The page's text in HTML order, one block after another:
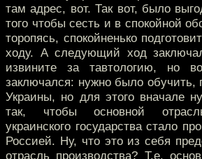
там адрес, вот. Так вот, было
того чтобы сесть и в спокойной
торопясь, спокойненько
ходу. А следующий ход
извините за тавтологию, но
заключался: нужно было обучить,
Украины, но для этого вначале
так, чтобы основной
украинского государства стало
Россией. Ну, что это из себя
отрасль производства? Т.е.